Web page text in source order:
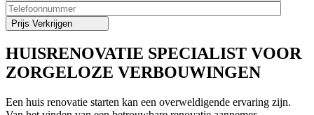
HUISRENOVATIE SPECIALIST VOOR
ZORGELOZE VERBOUWINGEN
Een huis renovatie starten kan een overweldigende ervaring zijn.